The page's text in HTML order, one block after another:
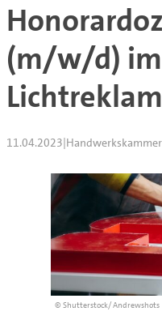
(m/w/d)
11.04.2023|
© Shutterstock/ Andrewshots